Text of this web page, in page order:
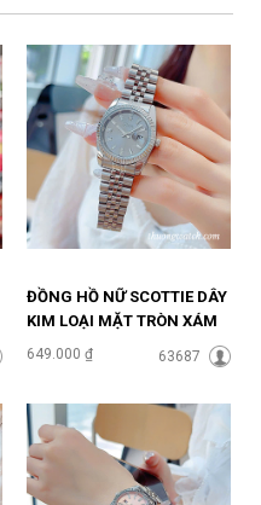
ĐỒNG HỒ NỮ SCOTTIE DÂY
KIM LOẠI MẶT TRÒN XÁM
THỜI THƯỢNG ĐHĐ48302
649.000 ₫ 63687